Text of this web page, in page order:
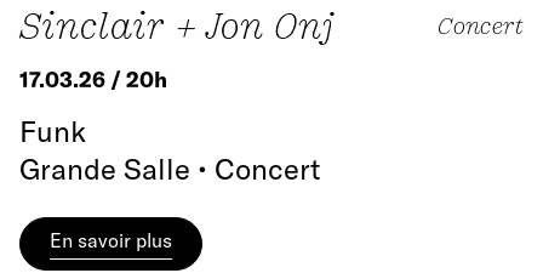
Sinclair + Jon Onj Concert
17.03.26 / 20h
Funk
Grande Salle • Concert
En savoir plus